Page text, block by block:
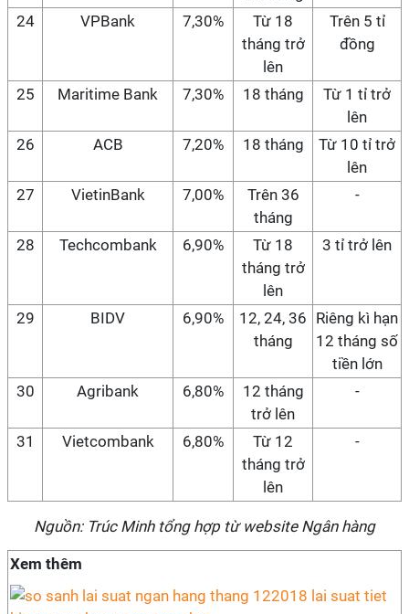
24 VPBank 7,30%
Từ 18
tháng trở
lên
Trên 5 tỉ
đồng
25 Maritime Bank 7,30% 18 tháng
Từ 1 tỉ trở
lên
26
ACB 7,20% 18 tháng
Từ 10 tỉ trở
lên
27
VietinBank 7,00%
Trên 36
tháng
-
28 Techcombank 6,90%
Từ 18
tháng trở
lên
3 tỉ trở lên
29 BIDV 6,90%
12, 24, 36
tháng
Riêng kì hạn
12 tháng số
tiền lớn
30
Agribank 6,80%
12 tháng
trở lên
-
31 Vietcombank 6,80%
Từ 12
tháng trở
lên
-
Nguồn: Trúc Minh tổng hợp từ website Ngân hàng
Xem thêm